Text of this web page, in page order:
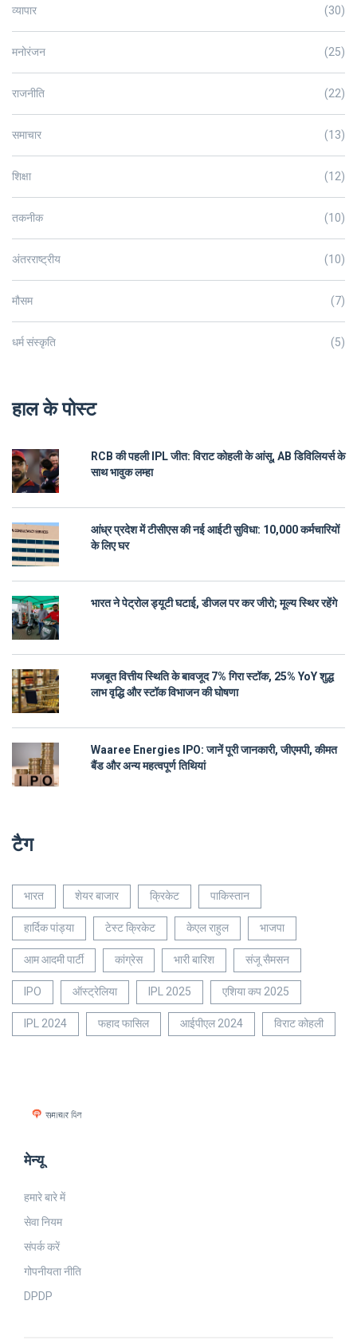
व्यापार (30)
मनोरंजन (25)
राजनीति (22)
समाचार (13)
शिक्षा (12)
तकनीक (10)
अंतरराष्ट्रीय (10)
मौसम (7)
धर्म संस्कृति (5)
हाल के पोस्ट
RCB की पहली IPL जीत: विराट कोहली के आंसू, AB डिविलियर्स के
साथ भावुक लम्हा
आंध्र प्रदेश में टीसीएस की नई आईटी सुविधा: 10,000 कर्मचारियों
के लिए घर
भारत ने पेट्रोल ड्यूटी घटाई, डीजल पर कर जीरो; मूल्य स्थिर रहेंगे
मजबूत वित्तीय स्थिति के बावजूद 7% गिरा स्टॉक, 25% YoY शुद्ध
लाभ वृद्धि और स्टॉक विभाजन की घोषणा
Waaree Energies IPO: जानें पूरी जानकारी, जीएमपी, कीमत
बैंड और अन्य महत्वपूर्ण तिथियां
टैग
भारत शेयर बाजार क्रिकेट
पाकिस्तान
हार्दिक पांड्या
टेस्ट क्रिकेट केएल राहुल
भाजपा
आम आदमी पार्टी
कांग्रेस भारी बारिश
संजू सैमसन
IPO
ऑस्ट्रेलिया IPL 2025
एशिया कप 2025
IPL 2024
फहाद फासिल आईपीएल 2024 विराट कोहली
मेन्यू
हमारे बारे में
सेवा नियम
संपर्क करें
गोपनीयता नीति
DPDP